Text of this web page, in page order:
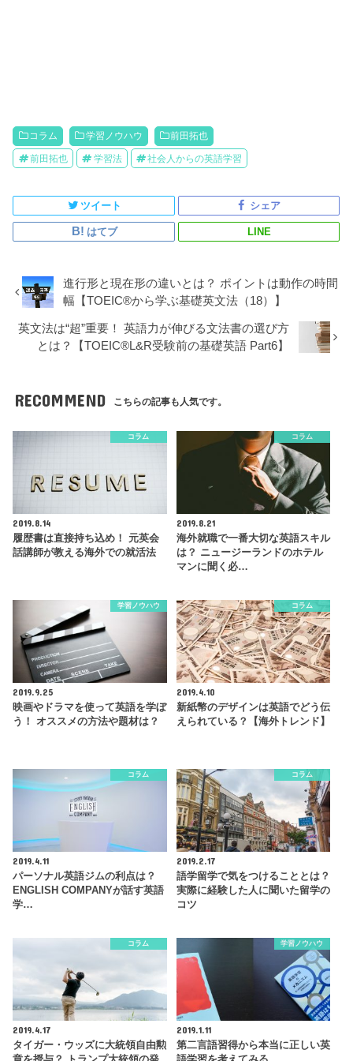
コラム 学習ノウハウ 前田拓也
前田拓也 学習法 社会人からの英語学習
ツイート シェア
はてブ LINE
進行形と現在形の違いとは？ ポイントは動作の時間
幅【TOEIC®から学ぶ基礎英文法（18）】
英文法は“超”重要！ 英語力が伸びる文法書の選び方
とは？【TOEIC®L&R受験前の基礎英語 Part6】
RECOMMEND こちらの記事も人気です。
コラム
2019.8.14
履歴書は直接持ち込め！ 元英会
話講師が教える海外での就活法
コラム
2019.8.21
海外就職で一番大切な英語スキル
は？ ニュージーランドのホテル
マンに聞く必…
学習ノウハウ
2019.9.25
映画やドラマを使って英語を学ぼ
う！ オススメの方法や題材は？
コラム
2019.4.10
新紙幣のデザインは英語でどう伝
えられている？【海外トレンド】
コラム
2019.4.11
パーソナル英語ジムの利点は？
ENGLISH COMPANYが話す英語
学…
コラム
2019.2.17
語学留学で気をつけることとは？
実際に経験した人に聞いた留学の
コツ
コラム
2019.4.17
タイガー・ウッズに大統領自由勲
学習ノウハウ
2019.1.11
第二言語習得から本当に正しい英